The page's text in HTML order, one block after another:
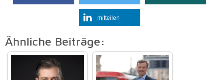
mitteilen
Ähnliche Beiträge: